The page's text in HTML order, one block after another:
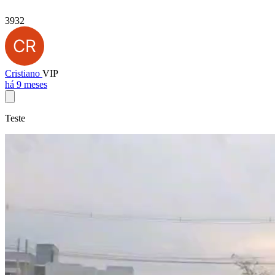
3932
Cristiano VIP
há 9 meses
Teste